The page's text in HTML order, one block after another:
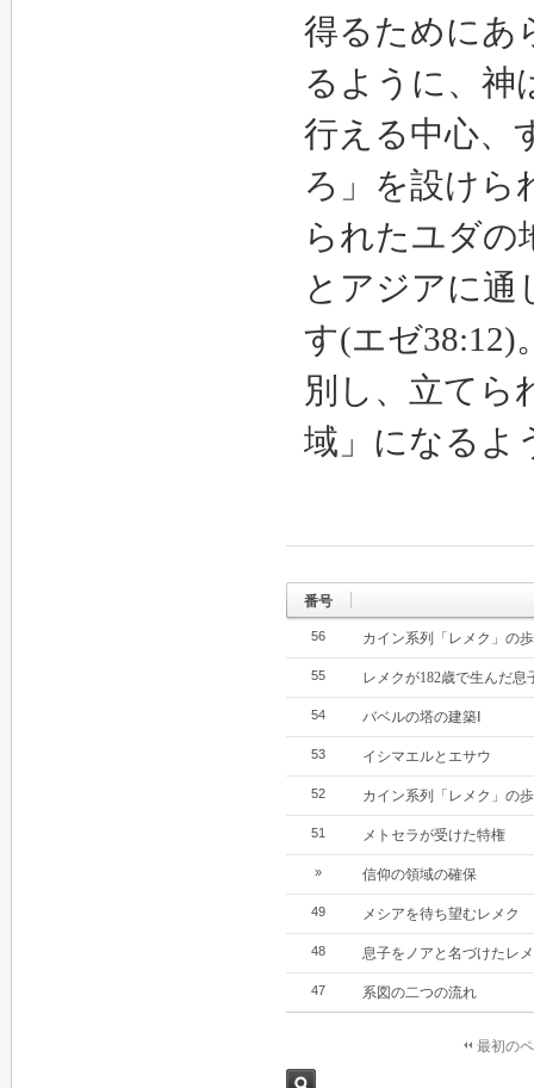
得るためにあ
るように、神
行える中心、
ろ」を設けら
られたユダの
とアジアに通
す(エゼ38:12)
別し、立てら
域」になるよ
番号
56 カイン系列「レメク」
55 レメクが182歳で生んだ息
54 バベルの塔の建築Ⅰ
53 イシマエルとエサウ
52 カイン系列「レメク」
51 メトセラが受けた特権
» 信仰の領域の確保
49 メシアを待ち望むレメク
48 息子をノアと名づけたレ
47 系図の二つの流れ
最初の